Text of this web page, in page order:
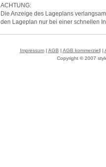
ACHTUNG:
Die Anzeige des Lageplans
den Lageplan nur bei einer schnellen
Impressum| AGB | AGB kommerziell|
Copyright © 2007